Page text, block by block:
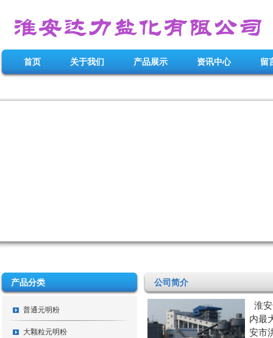
首页 关于我们 产品展示 资讯中心 留
产品分类
普通元明粉
大颗粒元明粉
公司简介
淮
内最
安市